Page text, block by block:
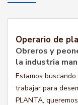
Operario de
Obreros y
la industria
Estamos
trabajar para
PLANTA,